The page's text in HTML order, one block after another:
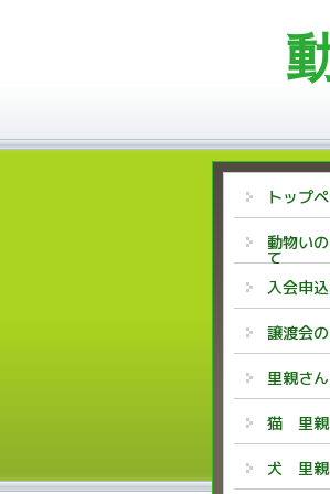
トップ
動物い
て
入会申
譲渡会
里親さ
猫 里親
犬 里親